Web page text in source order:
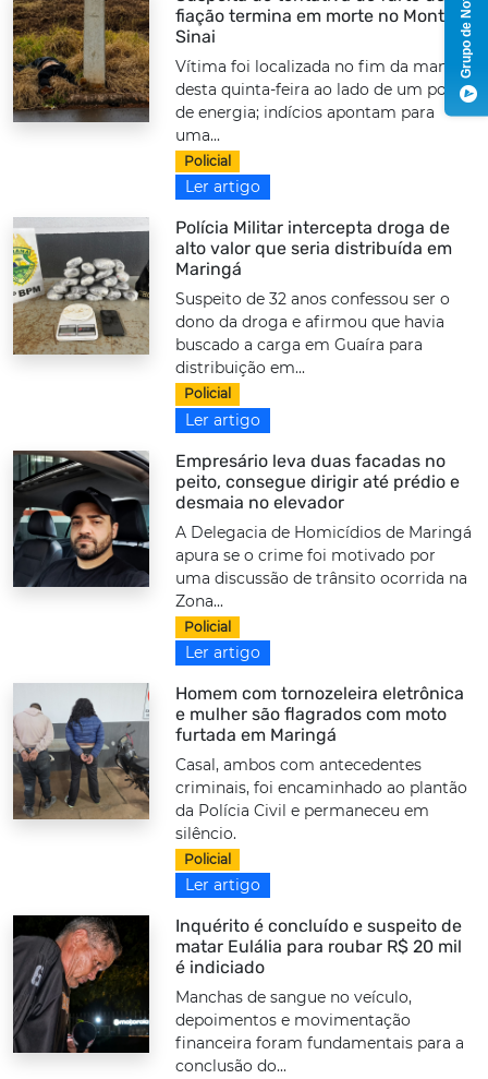
fiação termina em morte no Monte
Sinai
Vítima foi localizada no fim da manhã
desta quinta-feira ao lado de um poste
de energia; indícios apontam para
uma...
Policial
Ler artigo
Polícia Militar intercepta droga de
alto valor que seria distribuída em
Maringá
Suspeito de 32 anos confessou ser o
dono da droga e afirmou que havia
buscado a carga em Guaíra para
distribuição em...
Policial
Ler artigo
Empresário leva duas facadas no
peito, consegue dirigir até prédio e
desmaia no elevador
A Delegacia de Homicídios de Maringá
apura se o crime foi motivado por
uma discussão de trânsito ocorrida na
Zona...
Policial
Ler artigo
Homem com tornozeleira eletrônica
e mulher são flagrados com moto
furtada em Maringá
Casal, ambos com antecedentes
criminais, foi encaminhado ao plantão
da Polícia Civil e permaneceu em
silêncio.
Policial
Ler artigo
Inquérito é concluído e suspeito de
matar Eulália para roubar R$ 20 mil
é indiciado
Manchas de sangue no veículo,
depoimentos e movimentação
financeira foram fundamentais para a
conclusão do...
Grupo de Notícias